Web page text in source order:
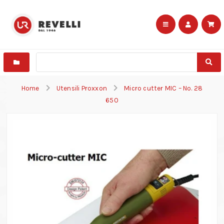
Home Utensili Proxxon
Micro cutter MIC – No. 28
650